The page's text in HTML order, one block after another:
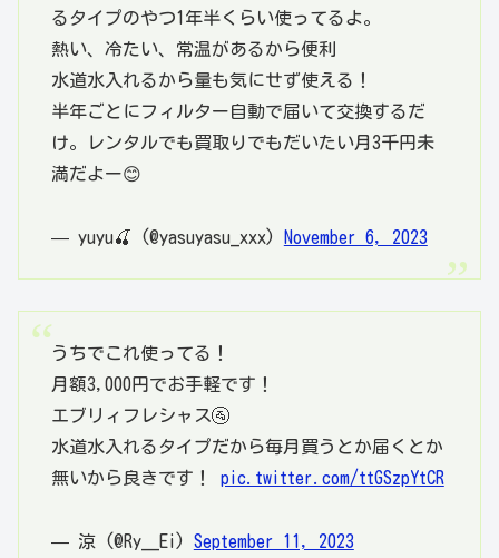
るタイプのやつ1年半くらい使ってるよ。
熱い、冷たい、常温があるから便利
水道水入れるから量も気にせず使える！
半年ごとにフィルター自動で届いて交換するだ
け。レンタルでも買取りでもだいたい月3千円未
満だよー😊
— yuyu🍒 (@yasuyasu_xxx) November 6, 2023
うちでこれ使ってる！
月額3,000円でお手軽です！
エブリィフレシャス🚰
水道水入れるタイプだから毎月買うとか届くとか
無いから良きです！ pic.twitter.com/ttGSzpYtCR
— 涼 (@Ry__Ei) September 11, 2023